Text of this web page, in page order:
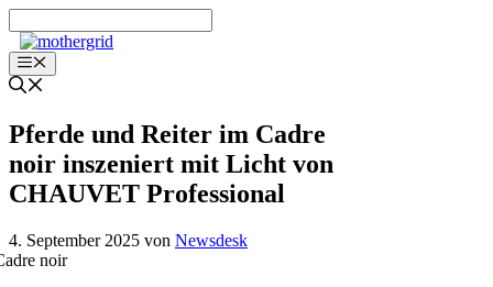
Inhalt
springenMenü
Pferde und Reiter im Cadre
noir inszeniert mit Licht von
CHAUVET Professional
4. September 2025 von Newsdesk